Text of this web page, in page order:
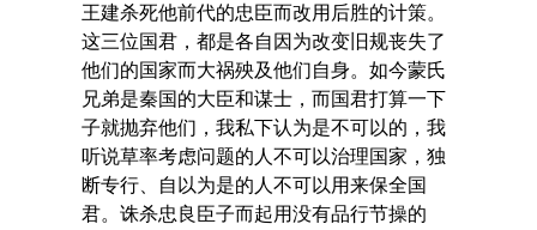
王建杀死他前代的忠臣而改用后胜的计策。
这三位国君，都是各自因为改变旧规丧失了
他们的国家而大祸殃及他们自身。如今蒙氏
兄弟是秦国的大臣和谋士，而国君打算一下
子就抛弃他们，我私下认为是不可以的，我
听说草率考虑问题的人不可以治理国家，独
断专行、自以为是的人不可以用来保全国
君。诛杀忠良臣子而起用没有品行节操的